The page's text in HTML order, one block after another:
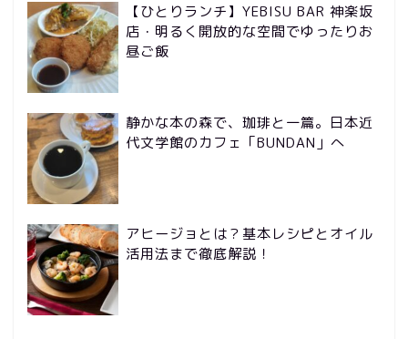
【ひとりランチ】YEBISU BAR 神楽坂
店・明るく開放的な空間でゆったりお
昼ご飯
静かな本の森で、珈琲と一篇。日本近
代文学館のカフェ「BUNDAN」へ
アヒージョとは？基本レシピとオイル
活用法まで徹底解説！